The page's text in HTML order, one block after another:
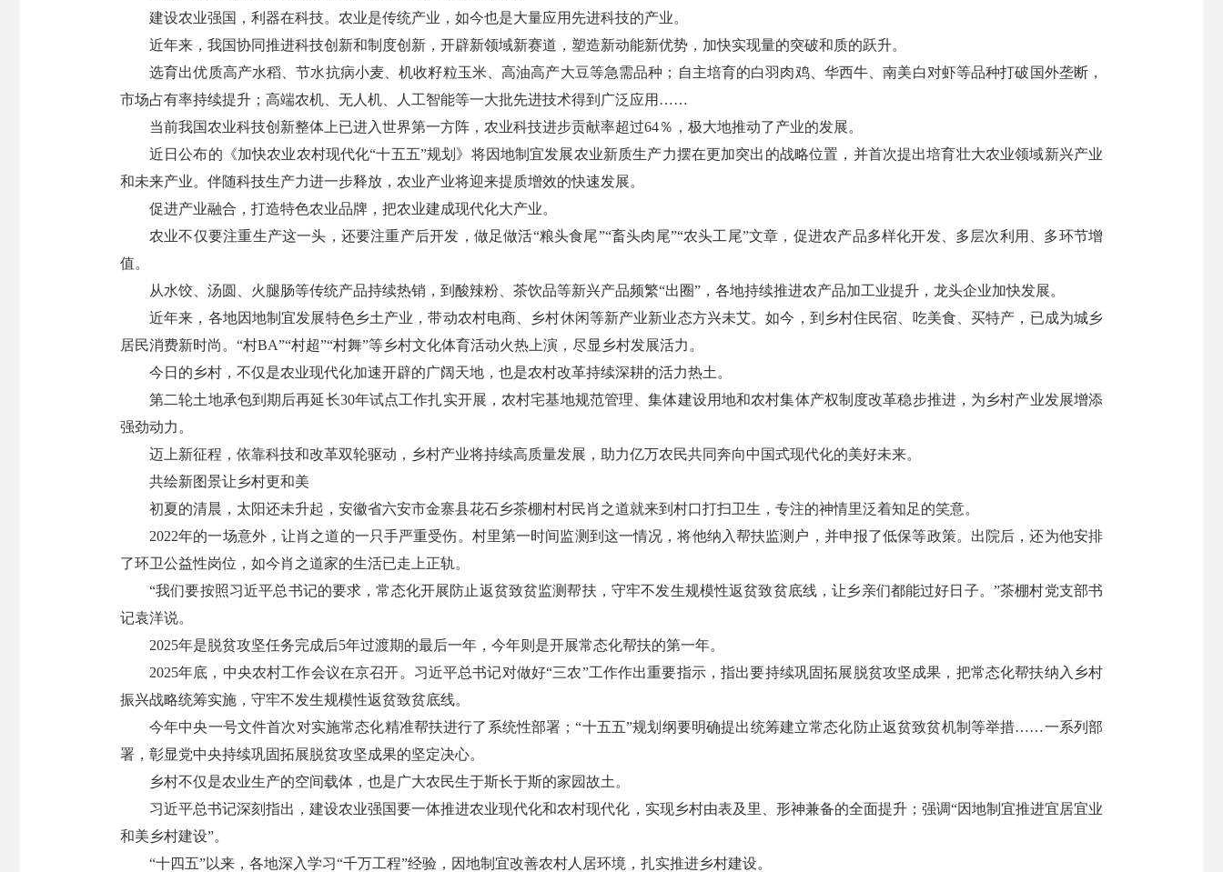
建设农业强国，利器在科技。农业是传统产业，如今也是大量应用先进科技的产业。
近年来，我国协同推进科技创新和制度创新，开辟新领域新赛道，塑造新动能新优势，加快实现量的突破和质的跃升。
选育出优质高产水稻、节水抗病小麦、机收籽粒玉米、高油高产大豆等急需品种；自主培育的白羽肉鸡、华西牛、南美白对虾等品种打破国外垄断，
市场占有率持续提升；高端农机、无人机、人工智能等一大批先进技术得到广泛应用……
当前我国农业科技创新整体上已进入世界第一方阵，农业科技进步贡献率超过64％，极大地推动了产业的发展。
近日公布的《加快农业农村现代化“十五五”规划》将因地制宜发展农业新质生产力摆在更加突出的战略位置，并首次提出培育壮大农业领域新兴产业
和未来产业。伴随科技生产力进一步释放，农业产业将迎来提质增效的快速发展。
促进产业融合，打造特色农业品牌，把农业建成现代化大产业。
农业不仅要注重生产这一头，还要注重产后开发，做足做活“粮头食尾”“畜头肉尾”“农头工尾”文章，促进农产品多样化开发、多层次利用、多环节增
值。
从水饺、汤圆、火腿肠等传统产品持续热销，到酸辣粉、茶饮品等新兴产品频繁“出圈”，各地持续推进农产品加工业提升，龙头企业加快发展。
近年来，各地因地制宜发展特色乡土产业，带动农村电商、乡村休闲等新产业新业态方兴未艾。如今，到乡村住民宿、吃美食、买特产，已成为城乡
居民消费新时尚。“村BA”“村超”“村舞”等乡村文化体育活动火热上演，尽显乡村发展活力。
今日的乡村，不仅是农业现代化加速开辟的广阔天地，也是农村改革持续深耕的活力热土。
第二轮土地承包到期后再延长30年试点工作扎实开展，农村宅基地规范管理、集体建设用地和农村集体产权制度改革稳步推进，为乡村产业发展增添
强劲动力。
迈上新征程，依靠科技和改革双轮驱动，乡村产业将持续高质量发展，助力亿万农民共同奔向中国式现代化的美好未来。
共绘新图景让乡村更和美
初夏的清晨，太阳还未升起，安徽省六安市金寨县花石乡茶棚村村民肖之道就来到村口打扫卫生，专注的神情里泛着知足的笑意。
2022年的一场意外，让肖之道的一只手严重受伤。村里第一时间监测到这一情况，将他纳入帮扶监测户，并申报了低保等政策。出院后，还为他安排
了环卫公益性岗位，如今肖之道家的生活已走上正轨。
“我们要按照习近平总书记的要求，常态化开展防止返贫致贫监测帮扶，守牢不发生规模性返贫致贫底线，让乡亲们都能过好日子。”茶棚村党支部书
记袁洋说。
2025年是脱贫攻坚任务完成后5年过渡期的最后一年，今年则是开展常态化帮扶的第一年。
2025年底，中央农村工作会议在京召开。习近平总书记对做好“三农”工作作出重要指示，指出要持续巩固拓展脱贫攻坚成果，把常态化帮扶纳入乡村
振兴战略统筹实施，守牢不发生规模性返贫致贫底线。
今年中央一号文件首次对实施常态化精准帮扶进行了系统性部署；“十五五”规划纲要明确提出统筹建立常态化防止返贫致贫机制等举措……一系列部
署，彰显党中央持续巩固拓展脱贫攻坚成果的坚定决心。
乡村不仅是农业生产的空间载体，也是广大农民生于斯长于斯的家园故土。
习近平总书记深刻指出，建设农业强国要一体推进农业现代化和农村现代化，实现乡村由表及里、形神兼备的全面提升；强调“因地制宜推进宜居宜业
和美乡村建设”。
“十四五”以来，各地深入学习“千万工程”经验，因地制宜改善农村人居环境，扎实推进乡村建设。